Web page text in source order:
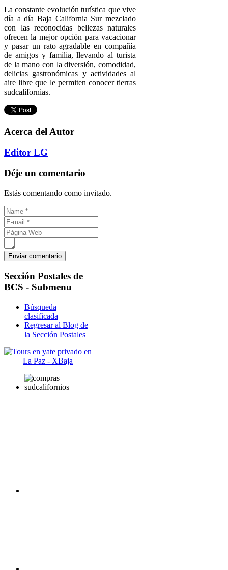
La constante evolución turística que vive
día a día Baja California Sur mezclado
con las reconocidas bellezas naturales
ofrecen la mejor opción para vacacionar
y pasar un rato agradable en compañía
de amigos y familia, llevando al turista
de la mano con la diversión, comodidad,
delicias gastronómicas y actividades al
aire libre que le permiten conocer tierras
sudcalifornias.
Acerca del Autor
Editor LG
Déje un comentario
Estás comentando como invitado.
Sección Postales de
BCS - Submenu
Búsqueda
clasificada
Regresar al Blog de
la Sección Postales